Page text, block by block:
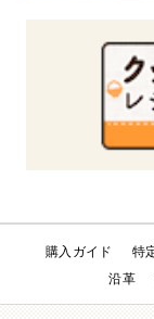
購入ガイド 特
沿革